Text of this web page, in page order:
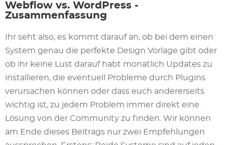
Webflow vs. WordPress -
Zusammenfassung
Ihr seht also, es kommt darauf an, ob bei dem einen
System genau die perfekte Design Vorlage gibt oder
ob ihr keine Lust darauf habt monatlich Updates zu
installieren, die eventuell Probleme durch Plugins
verursachen können oder dass euch andererseits
wichtig ist, zu jedem Problem immer direkt eine
Lösung von der Community zu finden. Wir können
am Ende dieses Beitrags nur zwei Empfehlungen